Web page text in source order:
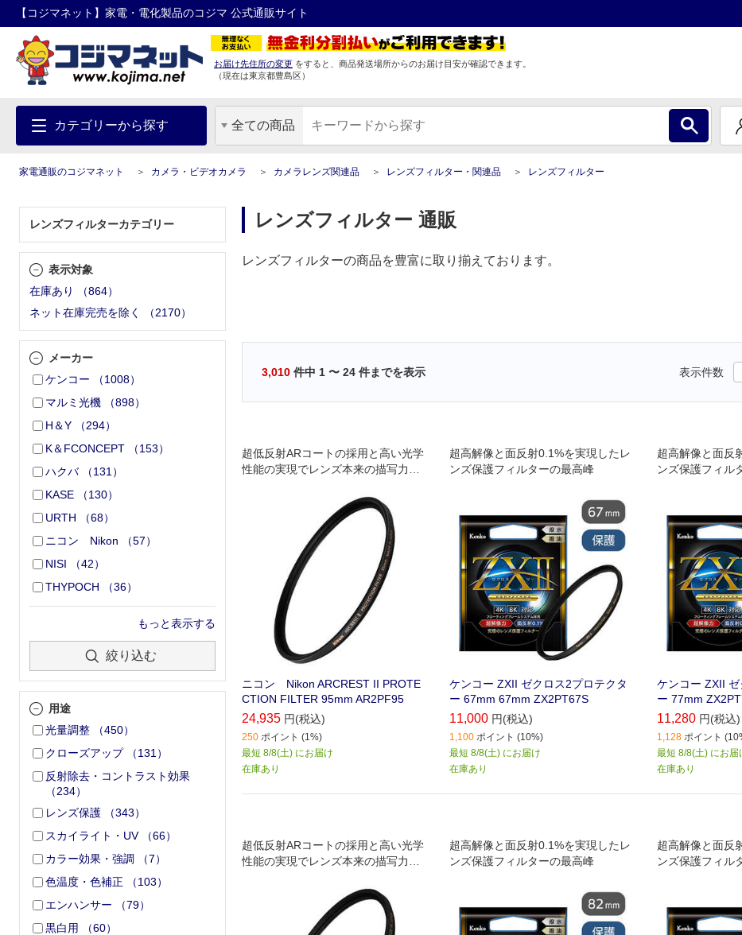
【コジマネット】家電・電化製品のコジマ 公式通販サイト
お届け先住所の変更 をすると、商品発送場所からのお届け目安が確認できます。
（現在は東京都豊島区）
カテゴリーから探す 全ての商品
家電通販のコジマネット カメラ・ビデオカメラ カメラレンズ関連品 レンズフィルター・関連品 レンズフィルター
レンズフィルターカテゴリー
表示対象
在庫あり
（864）
ネット在庫完売を除く
（2170）
メーカー
ケンコー
（1008）
マルミ光機
（898）
H＆Y
（294）
K＆FCONCEPT
（153）
ハクバ
（131 ）
KASE
（130）
URTH
（68）
ニコン Nikon
（57）
NISI
（42）
THYPOCH
（36）
もっと表示する
絞り込む
用途
光量調整
（450）
クローズアップ
（131 ）
反射除去・コントラスト効果
（234）
レンズ保護
（343）
スカイライト・UV
（66）
カラー効果・強調
（7）
色温度・色補正
（103）
エンハンサー
（79）
黒白用
（60）
レンズフィルター 通販
レンズフィルターの商品を豊富に取り揃えております。
3,010 件中 1 〜 24 件までを表示 表示件数
超低反射ARコートの採用と高い光学
性能の実現でレンズ本来の描写力に
ニコン Nikon ARCREST II PROTE
CTION FILTER 95mm AR2PF95
24,935 円(税込)
250 ポイント (1%)
最短 8/8(土) にお届け
在庫あり
超高解像と面反射0.1%を実現したレ
ンズ保護フィルターの最高峰
ケンコー ZXII ゼクロス2プロテクタ
ー 67mm 67mm ZX2PT67S
11,000 円(税込)
1,100 ポイント (10%)
最短 8/8(土) にお届け
在庫あり
超高解像と面反
ンズ保護フィル
ケンコー ZXII
ー 77mm
11,280 円(税込)
1,128 ポイント
最短 8/8(土) にお届
在庫あり
超低反射ARコートの採用と高い光学
性能の実現でレンズ本来の描写力に
超高解像と面反射0.1%を実現したレ
ンズ保護フィルターの最高峰
超高解像と面反
ンズ保護フィル